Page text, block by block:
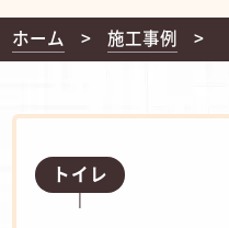
ホーム 施工事例
トイレ